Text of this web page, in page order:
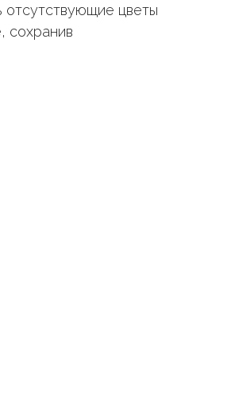
цветы
сохранив